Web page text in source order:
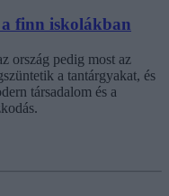
finn iskolákban
ország pedig most az
a tantárgyakat, és
társadalom és a